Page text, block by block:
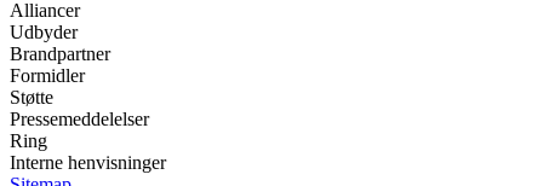
Alliancer
Udbyder
Brandpartner
Formidler
Støtte
Pressemeddelelser
Ring
Interne henvisninger